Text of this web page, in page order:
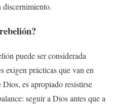
discernimiento.
puede ser considerada
exigen prácticas que van en
es apropiado resistirse
seguir a Dios antes que a